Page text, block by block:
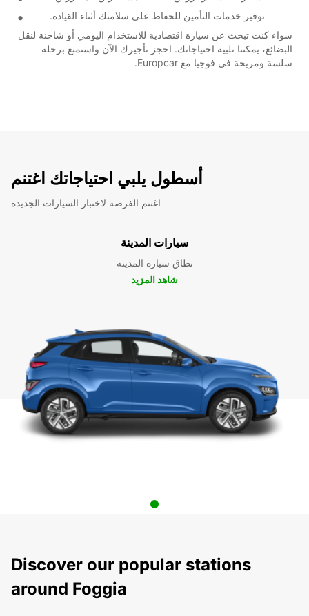
توفير خدمات التأمين للحفاظ على سلامتك أثناء القيادة.
سواء كنت تبحث عن سيارة اقتصادية للاستخدام اليومي أو شاحنة لنقل
البضائع، يمكننا تلبية احتياجاتك. احجز تأجيرك الآن واستمتع برحلة
سلسة ومريحة في فوجيا مع Europcar.
أسطول يلبي احتياجاتك اغتنم
اغتنم الفرصة لاختبار السيارات الجديدة
سيارات المدينة
نطاق سيارة المدينة
شاهد المزيد
Discover our popular stations
around Foggia